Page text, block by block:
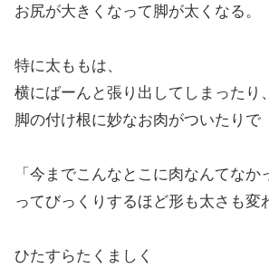
お尻が大きくなって脚が太くなる。
特に太ももは、
横にばーんと張り出してしまったり、
脚の付け根に妙なお肉がついたりで
「今までこんなとこに肉なんてなか
ってびっくりするほど形も太さも変
ひたすらたくましく